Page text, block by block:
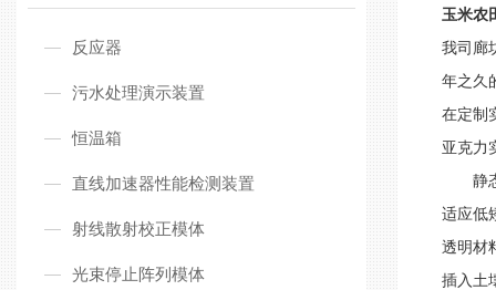
反应器
污水处理演示装置
恒温箱
直线加速器性能检测装置
射线散射校正模体
光束停止阵列模体
玉米农
我司廊
年之久
在定制
亚克力
静
适应低
透明材
插入土